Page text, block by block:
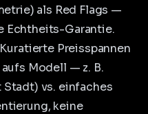
als Red Flags —
Echtheits-Garantie.
Preisspannen
Modell — z. B.
Stadt) vs. einfaches
keine